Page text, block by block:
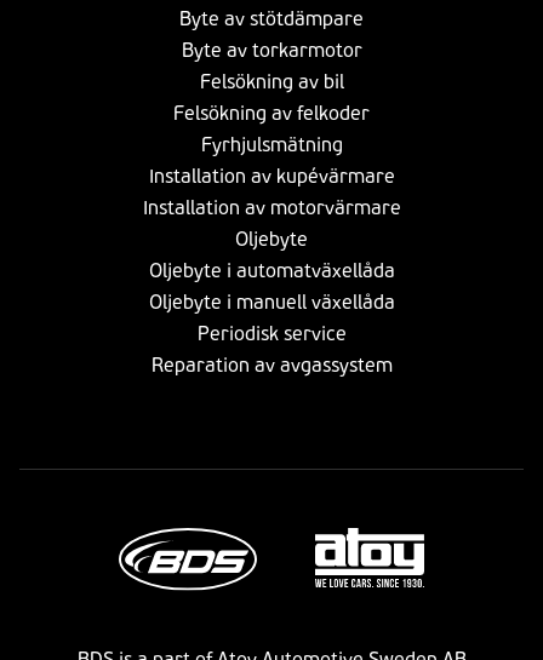
Byte av stötdämpare
Byte av torkarmotor
Felsökning av bil
Felsökning av felkoder
Fyrhjulsmätning
Installation av kupévärmare
Installation av motorvärmare
Oljebyte
Oljebyte i automatväxellåda
Oljebyte i manuell växellåda
Periodisk service
Reparation av avgassystem